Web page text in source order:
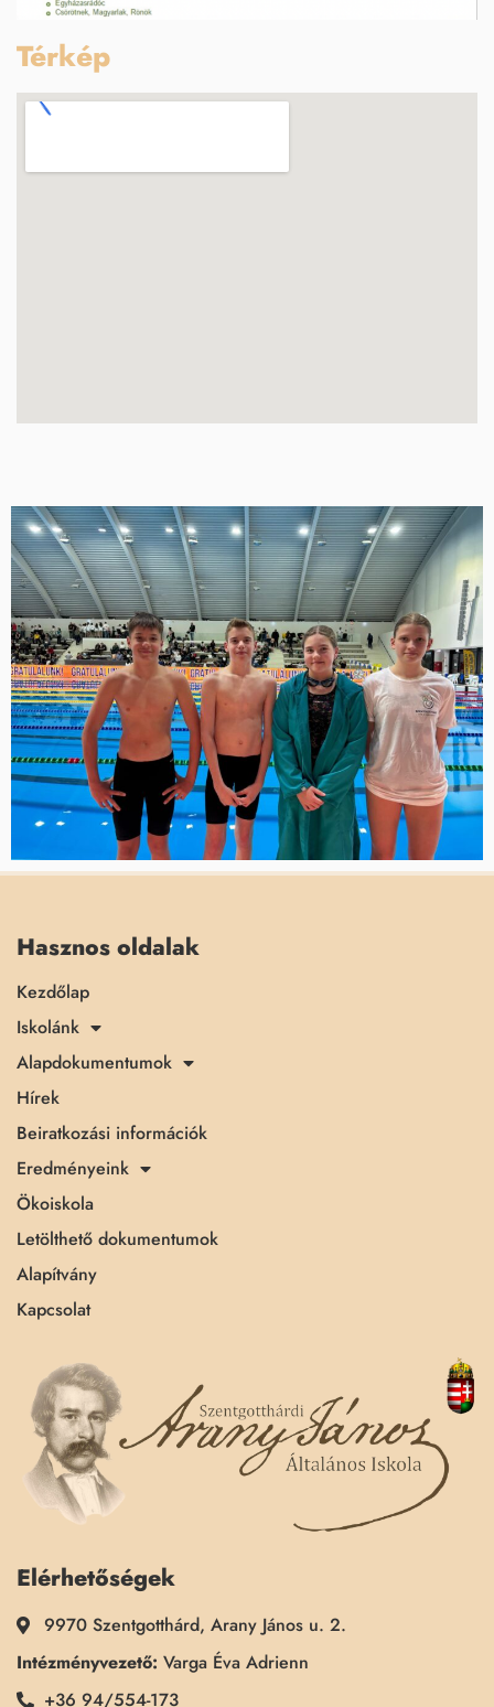
Térkép
Hasznos oldalak
Kezdőlap
Iskolánk
Alapdokumentumok
Hírek
Beiratkozási információk
Eredményeink
Ökoiskola
Letölthető dokumentumok
Alapítvány
Kapcsolat
Elérhetőségek
9970 Szentgotthárd, Arany János u. 2.
Intézményvezető: Varga Éva Adrienn
+36 94/554-173